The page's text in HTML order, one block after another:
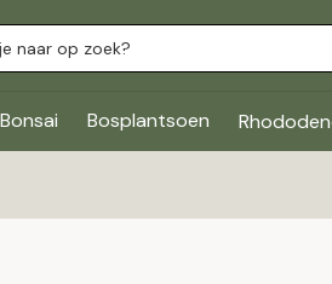
Bonsai Bosplantsoen